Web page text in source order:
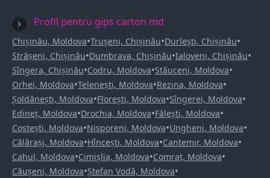
Profil pentru gips carton md
Chișinău, Moldova•Trușeni, Chișinău•Durlești, Chișinău•
Strășeni, Chișinău•Dumbrava, Chișinău•Ialoveni, Chișinău•
Sîngera, Chișinău•Codru, Moldova•Stăuceni, Moldova•
Orhei, Moldova•Telenești, Moldova•Rezina, Moldova•
Șoldănești, Moldova•Florești, Moldova•Sîngerei, Moldova•
Edineț, Moldova•Drochia, Moldova•Fălești, Moldova•
Costești, Moldova•Nisporeni, Moldova•Ungheni, Moldova•
Călărași, Moldova•Hîncești, Moldova•Cantemir, Moldova•
Cahul, Moldova•Cimișlia, Moldova•Comrat, Moldova•
Căușeni, Moldova•Ștefan Vodă, Moldova•